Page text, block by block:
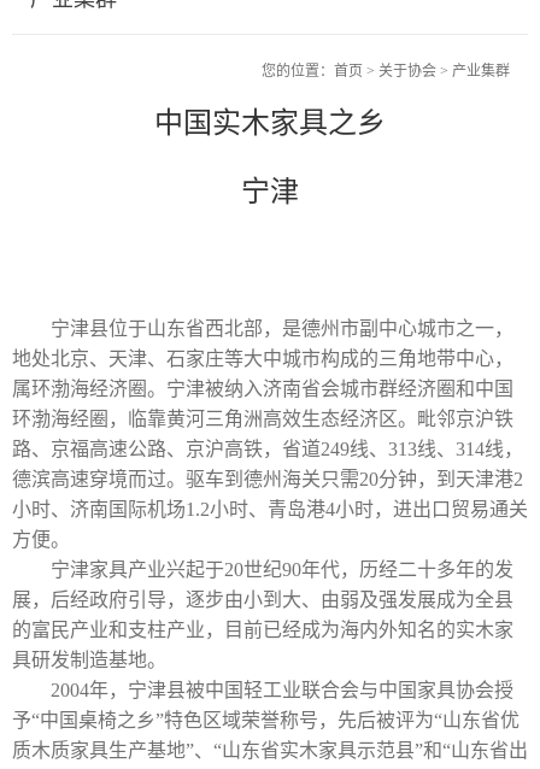
您的位置： 首页 > 关于协会 > 产业集群
中国实木家具之乡
宁津
宁津县位于山东省西北部，是德州市副中心城市之一，
地处北京、天津、石家庄等大中城市构成的三角地带中心，
属环渤海经济圈。宁津被纳入济南省会城市群经济圈和中国
环渤海经圈，临靠黄河三角洲高效生态经济区。毗邻京沪铁
路、京福高速公路、京沪高铁，省道249线、 313线、 314线，
德滨高速穿境而过。驱车到德州海关只需20分钟，到天津港2
小时、济南国际机场1.2小时、青岛港4小时，进出口贸易通关
方便。
宁津家具产业兴起于20世纪90年代，历经二十多年的发
展，后经政府引导，逐步由小到大、由弱及强发展成为全县
的富民产业和支柱产业，目前已经成为海内外知名的实木家
具研发制造基地。
2004年，宁津县被中国轻工业联合会与中国家具协会授
予“中国桌椅之乡”特色区域荣誉称号，先后被评为“山东省优
质木质家具生产基地”、“山东省实木家具示范县”和“山东省出